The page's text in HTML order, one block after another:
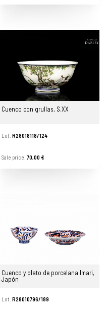
Cuenco con grullas, S.XX
Lot. R28018118/124
Sale price. 70,00 €
Cuenco y plato de porcelana Imari,
Japón
Lot. R28010796/189